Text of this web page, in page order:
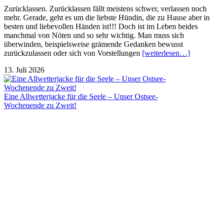
Zurücklassen. Zurücklassen fällt meistens schwer, verlassen noch
mehr. Gerade, geht es um die liebste Hündin, die zu Hause aber in
besten und liebevollen Händen ist!!! Doch ist im Leben beides
manchmal von Nöten und so sehr wichtig. Man muss sich
überwinden, beispielsweise grämende Gedanken bewusst
zurückzulassen oder sich von Vorstellungen [weiterlesen…]
13. Juli 2026
Eine Allwetterjacke für die Seele – Unser Ostsee-
Wochenende zu Zweit!